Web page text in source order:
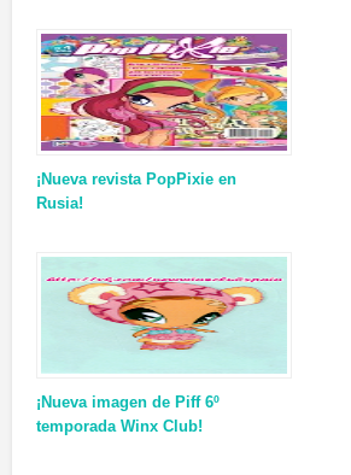
¡Nueva revista PopPixie en
Rusia!
¡Nueva imagen de Piff 6º
temporada Winx Club!